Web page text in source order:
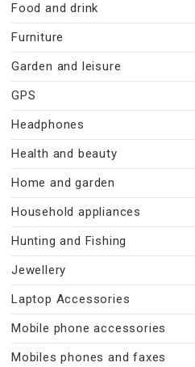
Food and drink
Furniture
Garden and leisure
GPS
Headphones
Health and beauty
Home and garden
Household appliances
Hunting and Fishing
Jewellery
Laptop Accessories
Mobile phone accessories
Mobiles phones and faxes